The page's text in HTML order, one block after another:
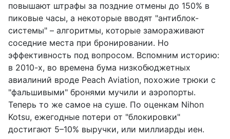
повышают штрафы за поздние отмены до 150% в
пиковые часы, а некоторые вводят "антиблок-
системы" – алгоритмы, которые замораживают
соседние места при бронировании. Но
эффективность под вопросом. Вспомним историю:
в 2010-х, во времена бума низкобюджетных
авиалиний вроде Peach Aviation, похожие трюки с
"фальшивыми" бронями мучили и аэропорты.
Теперь то же самое на суше. По оценкам Nihon
Kotsu, ежегодные потери от "блокировки"
достигают 5–10% выручки, или миллиарды иен.